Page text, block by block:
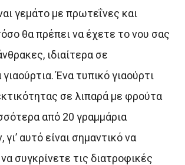
γεμάτο με πρωτεΐνες και
θα πρέπει να έχετε το νου σας
ιδιαίτερα σε
Ένα τυπικό γιαούρτι
σε λιπαρά με φρούτα
από 20 γραμμάρια
αυτό είναι σημαντικό να
συγκρίνετε τις διατροφικές